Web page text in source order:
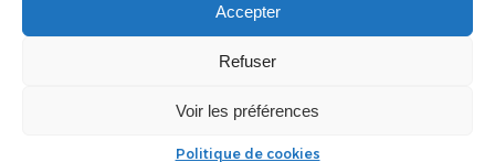
Accepter
Refuser
Voir les préférences
Politique de cookies